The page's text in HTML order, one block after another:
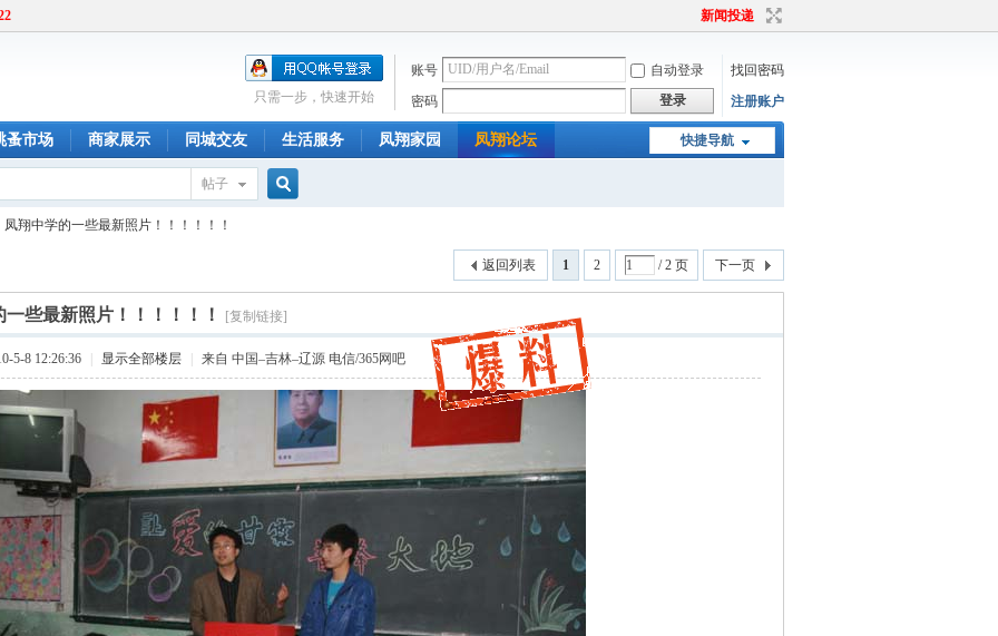
新闻投递
账号 自动登录
找回密码
密码
登录 注册账户
只需一步，快速开始
快捷导航
蚤市场 商家展示 同城交友 生活服务 凤翔家园 凤翔论坛
帖子
索
凤翔中学的一些最新照片！！！！！！
1 2 / 2 页 下一页
返回列表
些最新照片！！！！！！ [复制链接]
5-8 12:26:36 显示全部楼层 来自 中国–吉林–辽源 电信/365网吧